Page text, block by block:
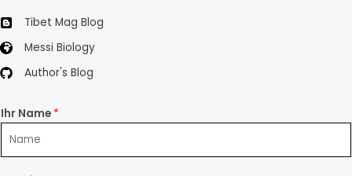
Tibet Mag Blog
Messi Biology
Author's Blog
Ihr Name *